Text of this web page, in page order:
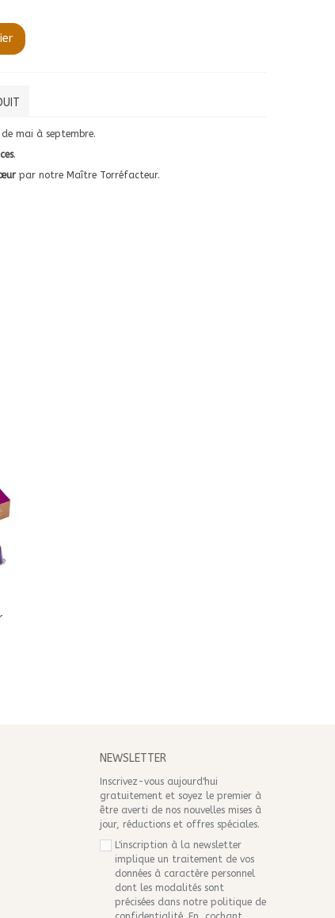
de mai à septembre.
.
par notre Maître Torréfacteur.
NEWSLETTER
Inscrivez-vous aujourd'hui
gratuitement et soyez le premier à
être averti de nos nouvelles mises à
jour, réductions et offres spéciales.
L'inscription à la newsletter
implique un traitement de vos
données à caractère personnel
dont les modalités sont
précisées dans notre politique de